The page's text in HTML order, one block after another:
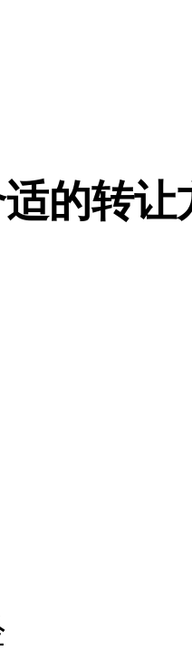
的转让